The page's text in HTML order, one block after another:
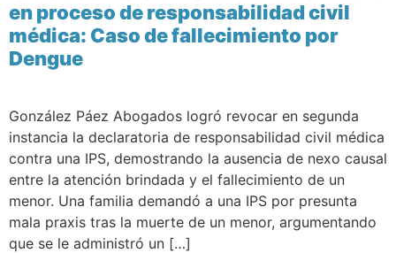
en proceso de responsabilidad civil
médica: Caso de fallecimiento por
Dengue
González Páez Abogados logró revocar en segunda
instancia la declaratoria de responsabilidad civil médica
contra una IPS, demostrando la ausencia de nexo causal
entre la atención brindada y el fallecimiento de un
menor. Una familia demandó a una IPS por presunta
mala praxis tras la muerte de un menor, argumentando
que se le administró un […]